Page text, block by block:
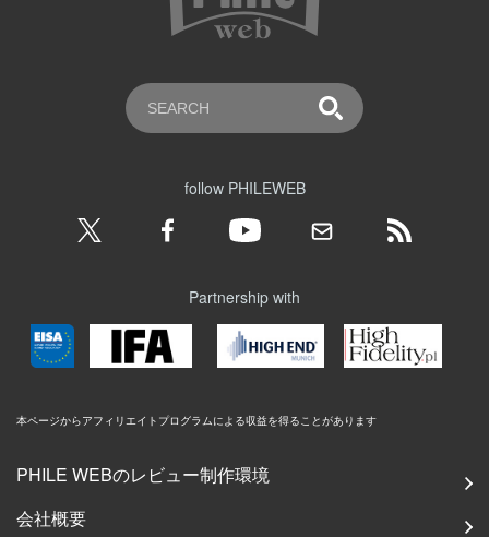
follow PHILEWEB
Partnership with
本ページからアフィリエイトプログラムによる収益を得ることがあります
PHILE WEBのレビュー制作環境
会社概要